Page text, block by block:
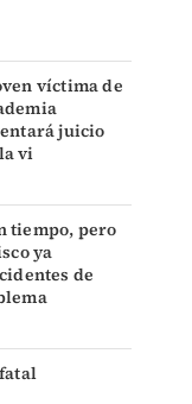
víctima de
juicio
vi
tiempo, pero
ya
de